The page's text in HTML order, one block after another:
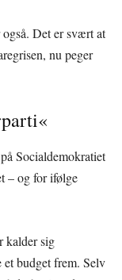
Det er svært at
nu peger
Socialdemokratiet
– og for ifølge
kalder sig
budget frem. Selv